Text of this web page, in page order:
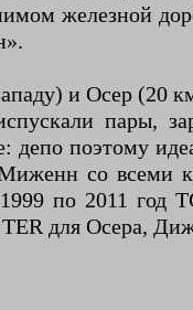
железной
и Осер (20
пары,
депо поэтому
со всеми
по 2011
TER для Осера,